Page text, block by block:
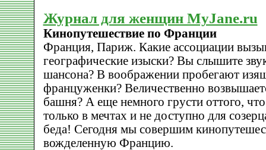
Журнал для женщин MyJane.ru
Кинопутешествие по Франции
Франция, Париж. Какие ассоциации
географические изыски? Вы слышите
шансона? В воображении пробегают
француженки? Величественно
башня? А еще немного грусти оттого, что
только в мечтах и не доступно для
беда! Сегодня мы совершим
вожделенную Францию.